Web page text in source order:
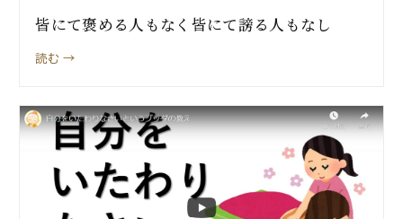
皆にて褒める人もなく皆にて謗る人もなし
読む →